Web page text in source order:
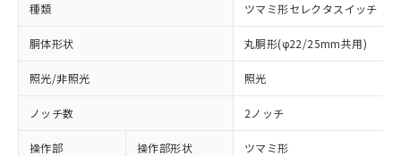
種類 ツマミ形セレクタスイッチ
胴体形状 丸胴形(φ22/25mm共用)
照光/非照光 照光
ノッチ数 2ノッチ
操作部 操作部形状 ツマミ形